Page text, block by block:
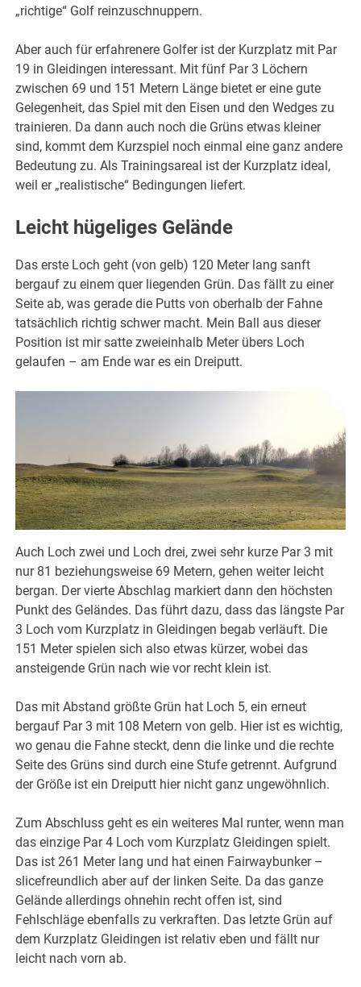
„richtige“ Golf reinzuschnuppern.
Aber auch für erfahrenere Golfer ist der Kurzplatz mit Par
19 in Gleidingen interessant. Mit fünf Par 3 Löchern
zwischen 69 und 151 Metern Länge bietet er eine gute
Gelegenheit, das Spiel mit den Eisen und den Wedges zu
trainieren. Da dann auch noch die Grüns etwas kleiner
sind, kommt dem Kurzspiel noch einmal eine ganz andere
Bedeutung zu. Als Trainingsareal ist der Kurzplatz ideal,
weil er „realistische“ Bedingungen liefert.
Leicht hügeliges Gelände
Das erste Loch geht (von gelb) 120 Meter lang sanft
bergauf zu einem quer liegenden Grün. Das fällt zu einer
Seite ab, was gerade die Putts von oberhalb der Fahne
tatsächlich richtig schwer macht. Mein Ball aus dieser
Position ist mir satte zweieinhalb Meter übers Loch
gelaufen – am Ende war es ein Dreiputt.
Auch Loch zwei und Loch drei, zwei sehr kurze Par 3 mit
nur 81 beziehungsweise 69 Metern, gehen weiter leicht
bergan. Der vierte Abschlag markiert dann den höchsten
Punkt des Geländes. Das führt dazu, dass das längste Par
3 Loch vom Kurzplatz in Gleidingen begab verläuft. Die
151 Meter spielen sich also etwas kürzer, wobei das
ansteigende Grün nach wie vor recht klein ist.
Das mit Abstand größte Grün hat Loch 5, ein erneut
bergauf Par 3 mit 108 Metern von gelb. Hier ist es wichtig,
wo genau die Fahne steckt, denn die linke und die rechte
Seite des Grüns sind durch eine Stufe getrennt. Aufgrund
der Größe ist ein Dreiputt hier nicht ganz ungewöhnlich.
Zum Abschluss geht es ein weiteres Mal runter, wenn man
das einzige Par 4 Loch vom Kurzplatz Gleidingen spielt.
Das ist 261 Meter lang und hat einen Fairwaybunker –
slicefreundlich aber auf der linken Seite. Da das ganze
Gelände allerdings ohnehin recht offen ist, sind
Fehlschläge ebenfalls zu verkraften. Das letzte Grün auf
dem Kurzplatz Gleidingen ist relativ eben und fällt nur
leicht nach vorn ab.